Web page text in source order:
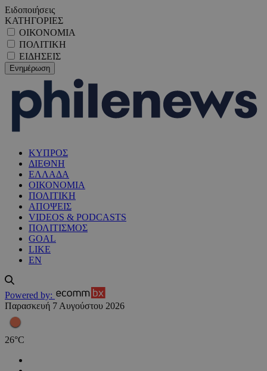
Ειδοποιήσεις
ΚΑΤΗΓΟΡΙΕΣ
ΟΙΚΟΝΟΜΙΑ
ΠΟΛΙΤΙΚΗ
ΕΙΔΗΣΕΙΣ
ΚΥΠΡΟΣ
ΔΙΕΘΝΗ
ΕΛΛΑΔΑ
ΟΙΚΟΝΟΜΙΑ
ΠΟΛΙΤΙΚΗ
ΑΠΟΨΕΙΣ
VIDEOS & PODCASTS
ΠΟΛΙΤΙΣΜΟΣ
GOAL
LIKE
EN
Powered by:
Παρασκευή 7 Αυγούστου 2026
26°C